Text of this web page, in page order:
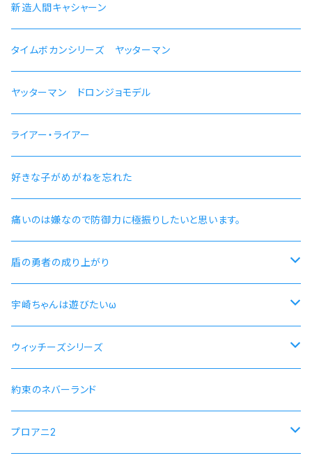
【パウロ・グレイラッド】腕時計 本数限定
【オルステッド】腕時計 本数限定
かにこ
新造人間キャシャーン 50周年記念モデル
タイムボカンシリーズ ヤッターマン 45周年記念モデル
新造人間キャシャーン
タイムボカンシリーズ ヤッターマン
ヤッターマン ドロンジョモデル
ライアー・ライアー
好きな子がめがねを忘れた
痛いのは嫌なので防御力に極振りしたいと思います。
盾の勇者の成り上がり
尚文
ラフタリア
フィーロ
宇崎ちゃんは遊びたいω
宇崎ちゃんモデル
先輩モデル
ウィッチーズシリーズ
ストライクウィッチーズ15周年501部隊モデル
約束のネバーランド
プロアニ2